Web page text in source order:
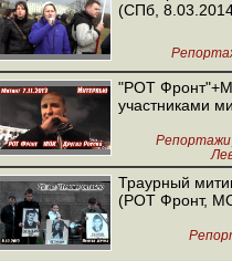
(СПб,
"РОТ
участниками
Репортажи
Другая
Траурный
(РОТ Фронт,